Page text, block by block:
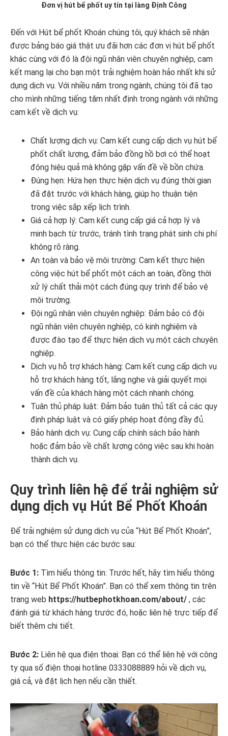
Đơn vị hút bể phốt uy tín tại làng Định Công
Đến với Hút bể phốt Khoán chúng tôi, quý khách sẽ nhận
được bảng báo giá thật ưu đãi hơn các đơn vị hút bể phốt
khác cùng với đó là đội ngũ nhân viên chuyên nghiệp, cam
kết mang lại cho bạn một trải nghiệm hoàn hảo nhất khi sử
dụng dịch vụ. Với nhiều năm trong ngành, chúng tôi đã tạo
cho mình những tiếng tăm nhất định trong ngành với những
cam kết về dịch vụ:
Chất lượng dịch vụ: Cam kết cung cấp dịch vụ hút bể
phốt chất lượng, đảm bảo đồng hồ bơi có thể hoạt
động hiệu quả mà không gặp vấn đề về bồn chứa.
Đúng hẹn: Hứa hẹn thực hiện dịch vụ đúng thời gian
đã đặt trước với khách hàng, giúp họ thuận tiện
trong việc sắp xếp lịch trình.
Giá cả hợp lý: Cam kết cung cấp giá cả hợp lý và
minh bạch từ trước, tránh tình trạng phát sinh chi phí
không rõ ràng.
An toàn và bảo vệ môi trường: Cam kết thực hiện
công việc hút bể phốt một cách an toàn, đồng thời
xử lý chất thải một cách đúng quy trình để bảo vệ
môi trường.
Đội ngũ nhân viên chuyên nghiệp: Đảm bảo có đội
ngũ nhân viên chuyên nghiệp, có kinh nghiệm và
được đào tạo để thực hiện dịch vụ một cách chuyên
nghiệp.
Dịch vụ hỗ trợ khách hàng: Cam kết cung cấp dịch vụ
hỗ trợ khách hàng tốt, lắng nghe và giải quyết mọi
vấn đề của khách hàng một cách nhanh chóng.
Tuân thủ pháp luật: Đảm bảo tuân thủ tất cả các quy
định pháp luật và có giấy phép hoạt động đầy đủ.
Bảo hành dịch vụ: Cung cấp chính sách bảo hành
hoặc đảm bảo về chất lượng công việc sau khi hoàn
thành dịch vụ.
Quy trình liên hệ để trải nghiệm sử
dụng dịch vụ Hút Bể Phốt Khoán
Để trải nghiệm sử dụng dịch vụ của “Hút Bể Phốt Khoán”,
bạn có thể thực hiện các bước sau:
Bước 1: Tìm hiểu thông tin: Trước hết, hãy tìm hiểu thông
tin về “Hút Bể Phốt Khoán”. Bạn có thể xem thông tin trên
trang web https://hutbephotkhoan.com/about/ , các
đánh giá từ khách hàng trước đó, hoặc liên hệ trực tiếp để
biết thêm chi tiết.
Bước 2: Liên hệ qua điện thoại: Bạn có thể liên hệ với công
ty qua số điện thoại hotline 0333088889 hỏi về dịch vụ,
giá cả, và đặt lịch hẹn nếu cần thiết.